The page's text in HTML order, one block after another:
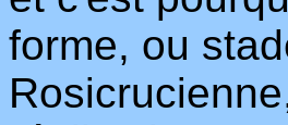
forme, ou